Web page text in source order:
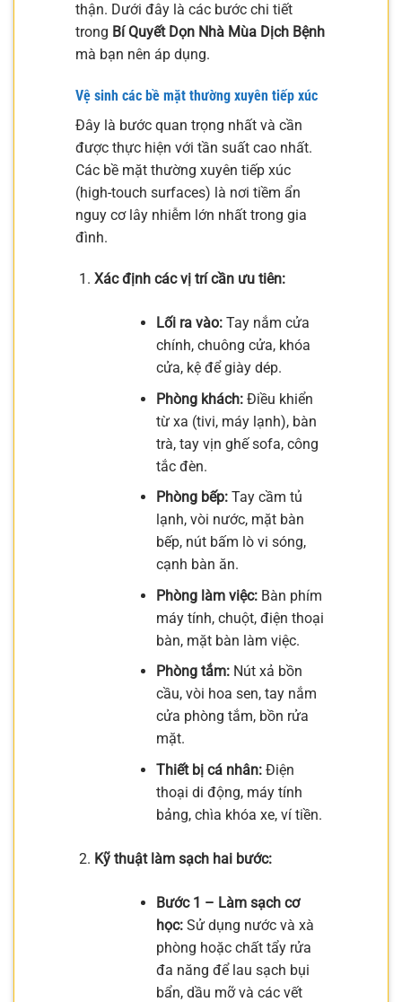
thận. Dưới đây là các bước chi tiết
trong Bí Quyết Dọn Nhà Mùa Dịch Bệnh
mà bạn nên áp dụng.
Vệ sinh các bề mặt thường xuyên tiếp xúc
Đây là bước quan trọng nhất và cần
được thực hiện với tần suất cao nhất.
Các bề mặt thường xuyên tiếp xúc
(high-touch surfaces) là nơi tiềm ẩn
nguy cơ lây nhiễm lớn nhất trong gia
đình.
Xác định các vị trí cần ưu tiên:
Lối ra vào:Tay nắm cửa
chính, chuông cửa, khóa
cửa, kệ để giày dép.
Phòng khách:Điều khiển
từ xa (tivi, máy lạnh), bàn
trà, tay vịn ghế sofa, công
tắc đèn.
Phòng bếp:Tay cầm tủ
lạnh, vòi nước, mặt bàn
bếp, nút bấm lò vi sóng,
cạnh bàn ăn.
Phòng làm việc:Bàn phím
máy tính, chuột, điện thoại
bàn, mặt bàn làm việc.
Phòng tắm:Nút xả bồn
cầu, vòi hoa sen, tay nắm
cửa phòng tắm, bồn rửa
mặt.
Thiết bị cá nhân:Điện
thoại di động, máy tính
bảng, chìa khóa xe, ví tiền.
Kỹ thuật làm sạch hai bước:
Bước 1 – Làm sạch cơ
học:Sử dụng nước và xà
phòng hoặc chất tẩy rửa
đa năng để lau sạch bụi
bẩn, dầu mỡ và các vết